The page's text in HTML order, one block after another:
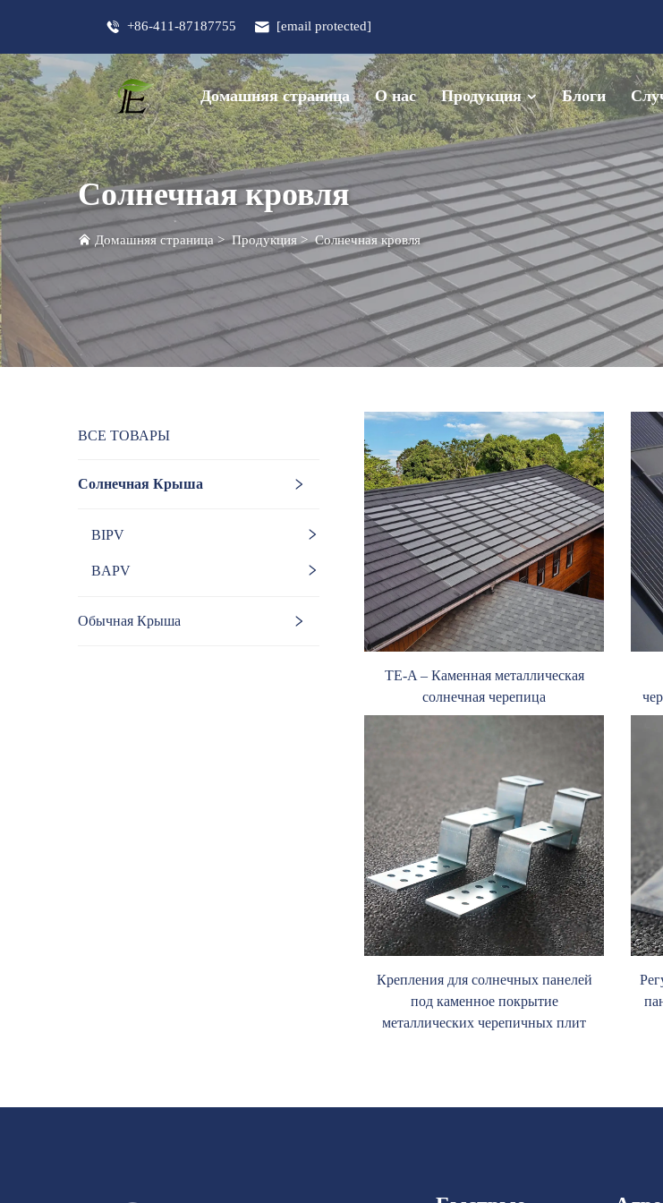
+86-411-87187755 [email protected]
Домашняя страница О нас Продукция Блоги
Солнечная кровля
Домашняя страница>Продукция >Солнечная кровля
ВСЕ ТОВАРЫ
Солнечная Крыша
BIPV
BAPV
Обычная Крыша
TE-A – Каменная металлическая
солнечная черепица
Крепления для солнечных панелей
под каменное покрытие
металлических черепичных плит